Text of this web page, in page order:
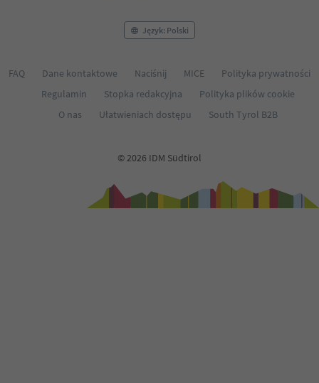
Język: Polski
FAQ Dane kontaktowe Naciśnij MICE
Polityka prywatności
Regulamin
Stopka redakcyjna
Polityka plików cookie
O nas
Ułatwieniach dostępu South Tyrol B2B
© 2026 IDM Südtirol